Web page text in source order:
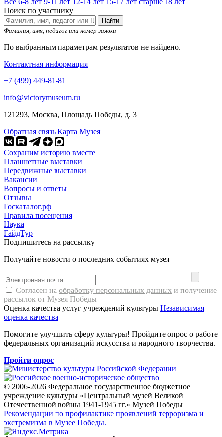
Поиск по участнику
Найти
Фамилия, имя, педагог или номер заявки
По выбранным параметрам результатов не найдено.
Контактная информация
+7 (499) 449-81-81
info@victorymuseum.ru
121293, Москва, Площадь Победы, д. 3
Обратная связь Карта Музея
Сохраним историю вместе
Планшетные выставки
Передвижные выставки
Вакансии
Вопросы и ответы
Отзывы
Госкаталог.рф
Правила посещения
Наука
ГайдТур
Подпишитесь на рассылку
Получайте новости о последних событиях музея
Согласен на обработку персональных данных и получение
рассылок от Музея Победы
Оценка качества услуг учреждений культуры Независимая
оценка качества
Помогите улучшить сферу культуры! Пройдите опрос о работе
федеральных организаций искусства и народного творчества.
Пройти опрос
© 2006-2026 Федеральное государственное бюджетное
учреждение культуры «Центральный музей Великой
Отечественной войны 1941-1945 гг.» Музей Победы
Рекомендации по профилактике проявлений терроризма и
экстремизма в Музее Победы.